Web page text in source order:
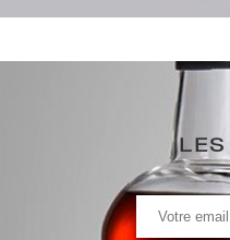
LES